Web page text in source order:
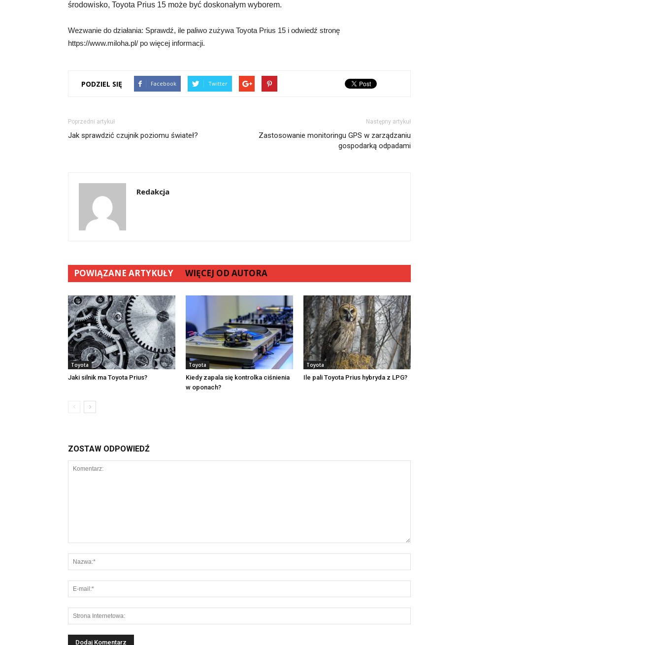
środowisko, Toyota Prius 15 może być doskonałym wyborem.
Wezwanie do działania: Sprawdź, ile paliwo zużywa Toyota Prius 15 i odwiedź stronę
https://www.miloha.pl/ po więcej informacji.
PODZIEL SIĘ Facebook Twitter
Poprzedni artykuł
Jak sprawdzić czujnik poziomu świateł?
Następny artykuł
Zastosowanie monitoringu GPS w zarządzaniu
gospodarką odpadami
Redakcja
POWIĄZANE ARTYKUŁY WIĘCEJ OD AUTORA
Toyota
Jaki silnik ma Toyota Prius?
Toyota
Kiedy zapala się kontrolka ciśnienia
w oponach?
Toyota
Ile pali Toyota Prius hybryda z LPG?
ZOSTAW ODPOWIEDŹ